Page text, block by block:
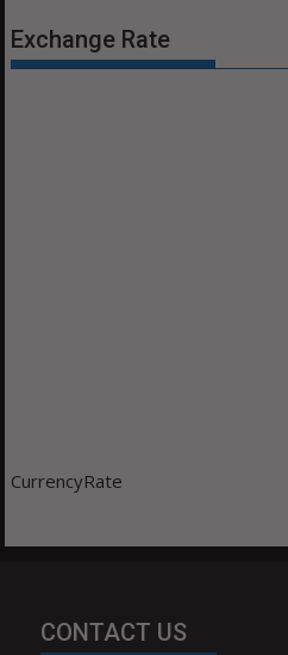
Exchange Rate
CurrencyRate
CONTACT US